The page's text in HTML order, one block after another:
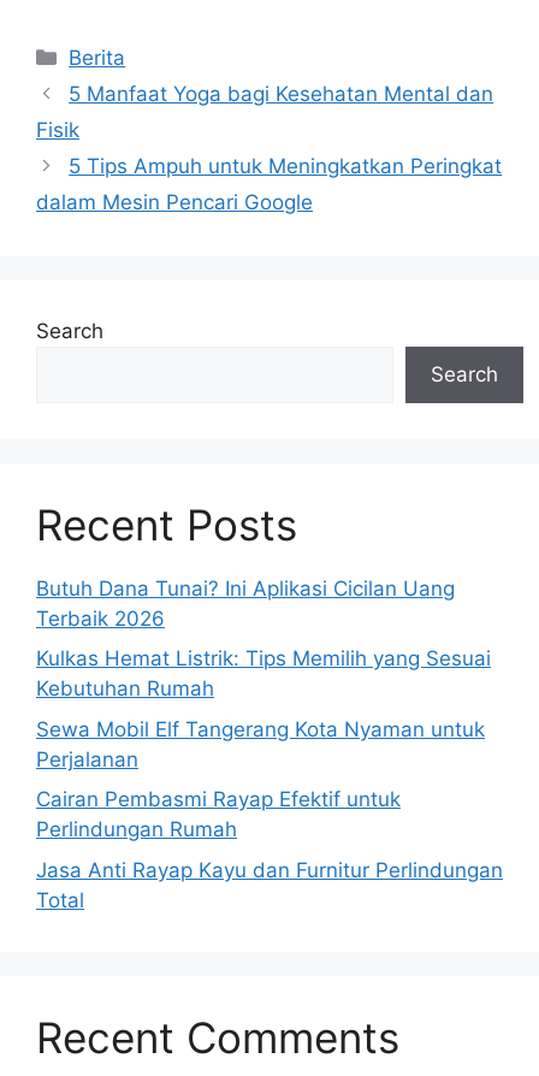
Categories
Berita
5 Manfaat Yoga bagi Kesehatan Mental dan
Fisik
5 Tips Ampuh untuk Meningkatkan Peringkat
dalam Mesin Pencari Google
Search
Search
Recent Posts
Butuh Dana Tunai? Ini Aplikasi Cicilan Uang
Terbaik 2026
Kulkas Hemat Listrik: Tips Memilih yang Sesuai
Kebutuhan Rumah
Sewa Mobil Elf Tangerang Kota Nyaman untuk
Perjalanan
Cairan Pembasmi Rayap Efektif untuk
Perlindungan Rumah
Jasa Anti Rayap Kayu dan Furnitur Perlindungan
Total
Recent Comments